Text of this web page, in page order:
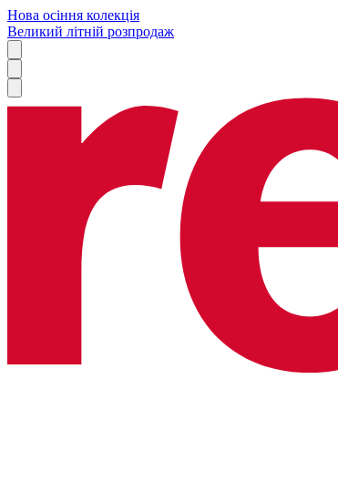
Нова осіння колекція
Великий літній розпродаж